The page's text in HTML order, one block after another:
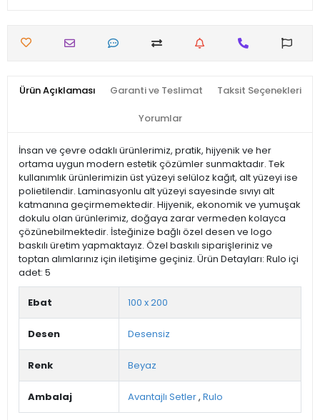
Ürün Açıklaması Garanti ve Teslimat Taksit Seçenekleri
Yorumlar
İnsan ve çevre odaklı ürünlerimiz, pratik, hijyenik ve her
ortama uygun modern estetik çözümler sunmaktadır. Tek
kullanımlık ürünlerimizin üst yüzeyi selüloz kağıt, alt yüzeyi ise
polietilendir. Laminasyonlu alt yüzeyi sayesinde sıvıyı alt
katmanına geçirmemektedir. Hijyenik, ekonomik ve yumuşak
dokulu olan ürünlerimiz, doğaya zarar vermeden kolayca
çözünebilmektedir. İsteğinize bağlı özel desen ve logo
baskılı üretim yapmaktayız. Özel baskılı siparişleriniz ve
toptan alımlarınız için iletişime geçiniz. Ürün Detayları: Rulo içi
adet: 5
Ebat 100 x 200
Desen Desensiz
Renk Beyaz
Ambalaj Avantajlı Setler, Rulo